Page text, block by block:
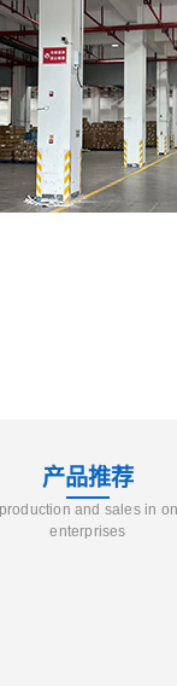
产品推荐
and sales in
enterprises